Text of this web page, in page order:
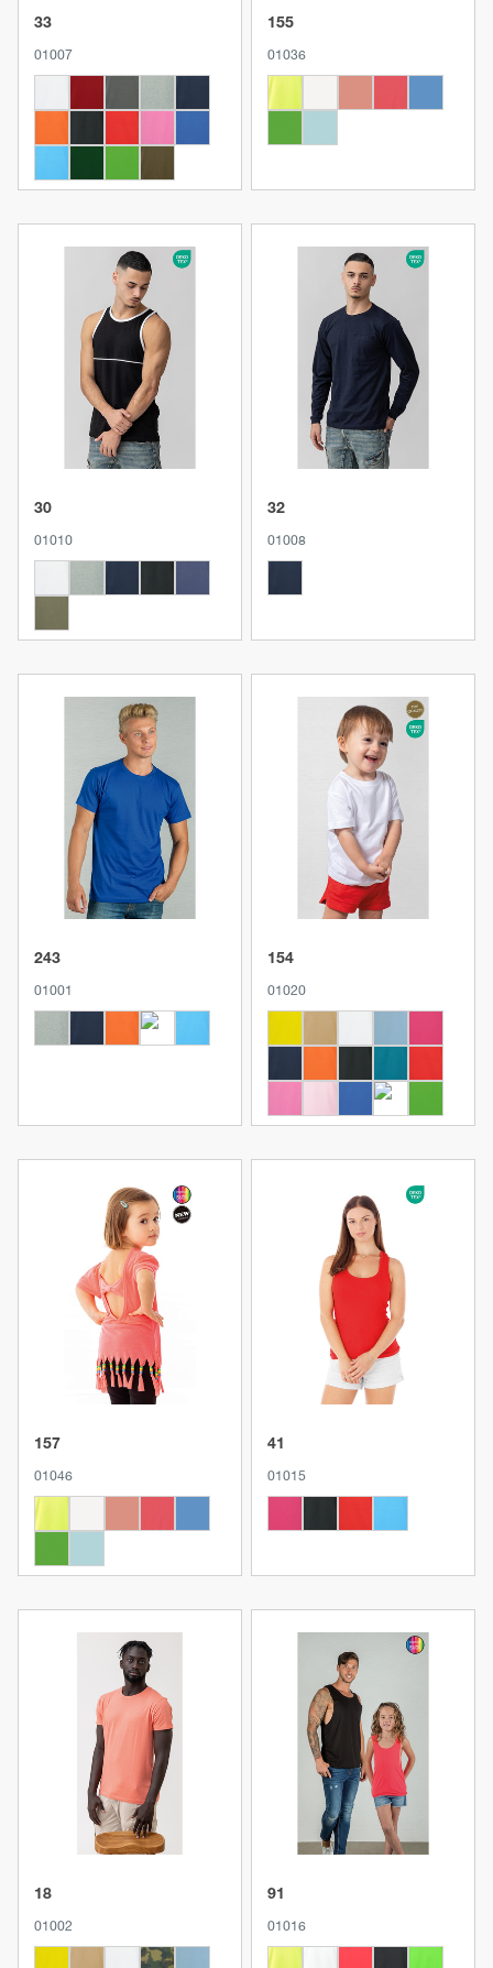
33
01007
155
01036
Produkt anzeigen
30
01010
Produkt anzeigen
32
01008
Produkt anzeigen
243
01001
Produkt anzeigen
154
01020
Produkt anzeigen
157
01046
Produkt anzeigen
41
01015
Produkt anzeigen
18
01002
Produkt anzeigen
91
01016